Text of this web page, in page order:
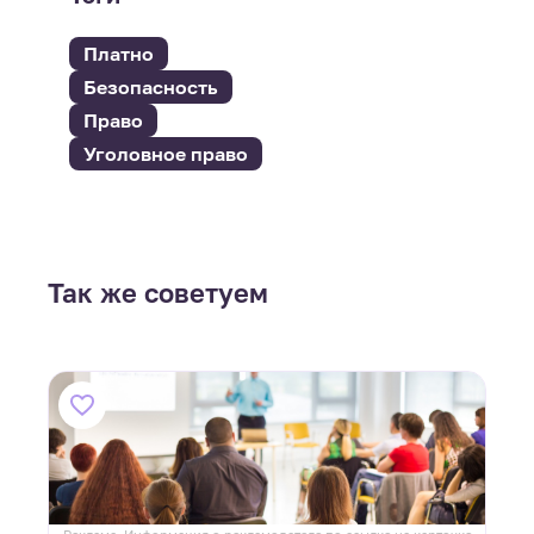
Платно
Безопасность
Право
Уголовное право
Так же советуем